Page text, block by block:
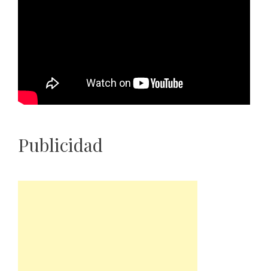
Publicidad